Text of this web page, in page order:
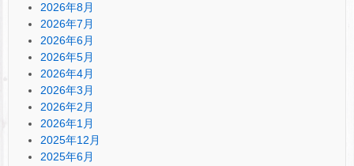
2026年8月
2026年7月
2026年6月
2026年5月
2026年4月
2026年3月
2026年2月
2026年1月
2025年12月
2025年6月